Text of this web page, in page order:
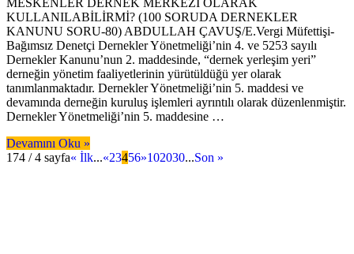
MESKENLER DERNEK MERKEZİ OLARAK
KULLANILABİLİRMİ? (100 SORUDA DERNEKLER
KANUNU SORU-80) ABDULLAH ÇAVUŞ/E.Vergi Müfettişi-
Bağımsız Denetçi Dernekler Yönetmeliği’nin 4. ve 5253 sayılı
Dernekler Kanunu’nun 2. maddesinde, “dernek yerleşim yeri”
derneğin yönetim faaliyetlerinin yürütüldüğü yer olarak
tanımlanmaktadır. Dernekler Yönetmeliği’nin 5. maddesi ve
devamında derneğin kuruluş işlemleri ayrıntılı olarak düzenlenmiştir.
Dernekler Yönetmeliği’nin 5. maddesine …
Devamını Oku »
174 / 4 sayfa« İlk...«23456»102030...Son »